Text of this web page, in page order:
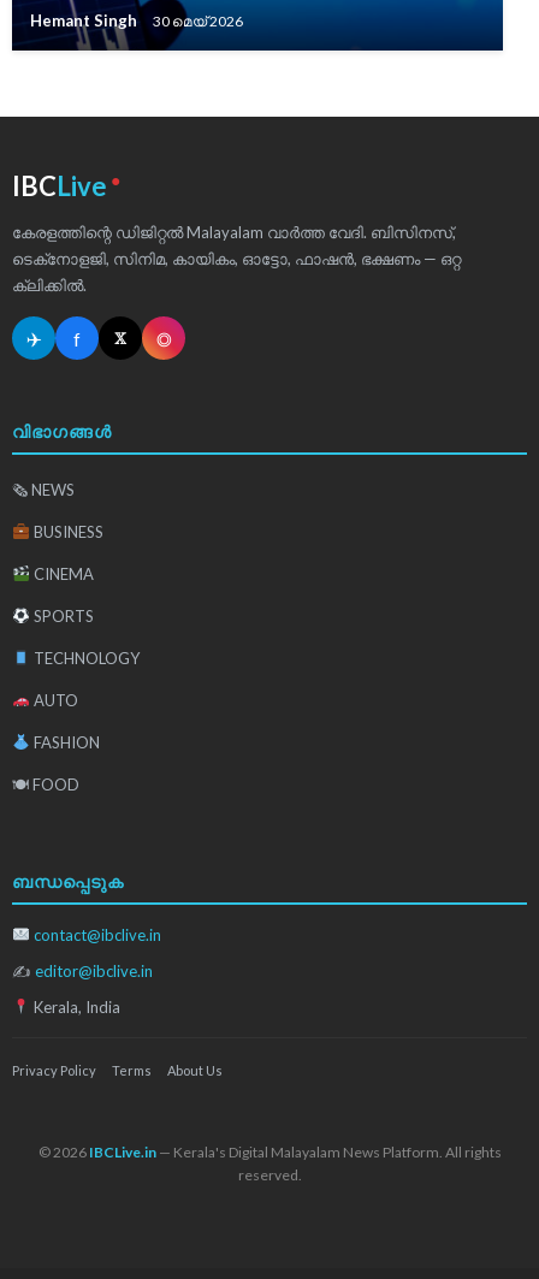
Hemant Singh 30 മെയ്‌ 2026
IBCLive ●
കേരളത്തിന്റെ ഡിജിറ്റൽ Malayalam വാർത്ത വേദി. ബിസിനസ്,
ടെക്‌നോളജി, സിനിമ, കായികം, ഓട്ടോ, ഫാഷൻ, ഭക്ഷണം — ഒറ്റ
ക്ലിക്കിൽ.
✈ f 𝕏 ◎
വിഭാഗങ്ങൾ
🗞 NEWS
BUSINESS
CINEMA
SPORTS
TECHNOLOGY
AUTO
FASHION
🍽 FOOD
ബന്ധപ്പെടുക
contact@ibclive.in
✍ editor@ibclive.in
Kerala, India
Privacy Policy Terms About Us
© 2026 IBCLive.in— Kerala's Digital Malayalam News Platform. All rights
reserved.